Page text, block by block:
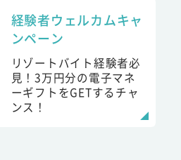
経験者ウェルカムキャ
ンペーン
リゾートバイト経験者必
見！3万円分の電子マネ
ーギフトをGETするチャ
ンス！